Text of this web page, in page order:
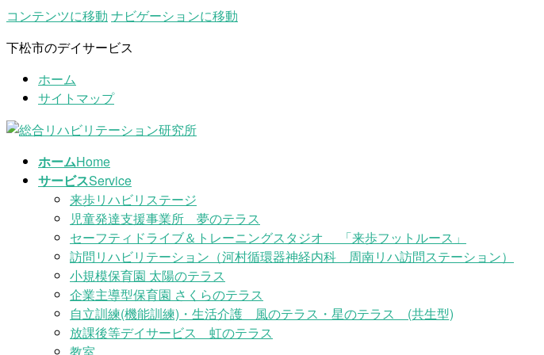
コンテンツに移動 ナビゲーションに移動
下松市のデイサービス
ホーム
サイトマップ
ホームHome
サービスService
来歩リハビリステージ
児童発達支援事業所 夢のテラス
セーフティドライブ＆トレーニングスタジオ 「来歩フットルース」
訪問リハビリテーション（河村循環器神経内科 周南リハ訪問ステーション）
小規模保育園 太陽のテラス
企業主導型保育園 さくらのテラス
自立訓練(機能訓練)・生活介護 風のテラス・星のテラス (共生型)
放課後等デイサービス 虹のテラス